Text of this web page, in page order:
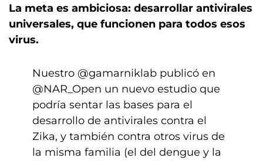
La meta es ambiciosa: desarrollar antivirales
universales, que funcionen para todos esos
virus.
Nuestro @gamarniklab publicó en
@NAR_Open un nuevo estudio que
podría sentar las bases para el
desarrollo de antivirales contra el
Zika, y también contra otros virus de
la misma familia (el del dengue y la